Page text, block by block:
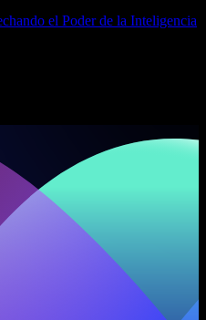
el Poder de la Inteligencia